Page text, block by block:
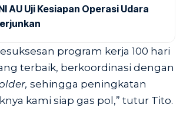
AU Uji Kesiapan Operasi Udara
program kerja 100 hari
terbaik, berkoordinasi dengan
sehingga peningkatan
kami siap gas pol,” tutur Tito.